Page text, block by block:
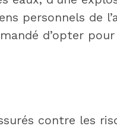
personnels de
d’opter
contre les